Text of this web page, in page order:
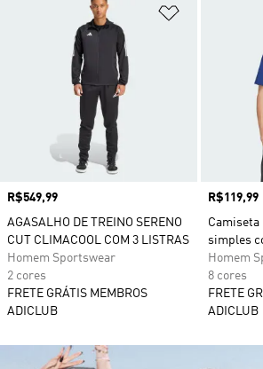
Adicionar à
Preço
R$549,99
AGASALHO DE TREINO SERENO
CUT CLIMACOOL COM 3 LISTRAS
Homem Sportswear
2 cores
FRETE GRÁTIS MEMBROS
ADICLUB
Preço
R$119,99
Camiseta
simples
Homem
8 cores
FRETE
ADICLUB